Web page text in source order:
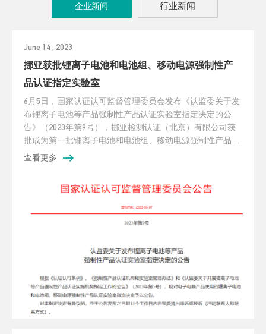
企业新闻 行业新闻
June 14 , 2023
挪亚获批锂离子电池和电池组、移动电源强制性产
品认证指定实验室
6月5日，国家认证认可监督管理委员会发布《认监委关于发
布锂离子电池等产品强制性产品认证实验室指定决定的公
告》（2023年第9号），挪亚检测认证（北京）有限公司获
批成为第一批锂离子电池和电池组、移动电源强制性产品认
证指定实验室。
查看更多